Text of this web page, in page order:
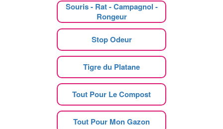
Souris - Rat - Campagnol -
Rongeur
Stop Odeur
Tigre du Platane
Tout Pour Le Compost
Tout Pour Mon Gazon